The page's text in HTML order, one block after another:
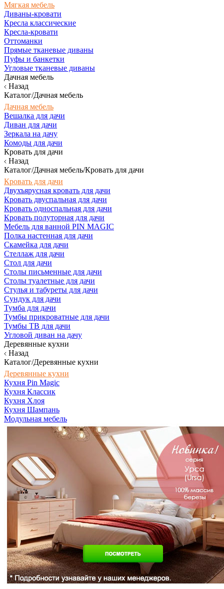
Мягкая мебель
Диваны-кровати
Кресла классические
Кресла-кровати
Оттоманки
Прямые тканевые диваны
Пуфы и банкетки
Угловые тканевые диваны
Дачная мебель
Назад
Каталог/Дачная мебель
Дачная мебель
Вешалка для дачи
Диван для дачи
Зеркала на дачу
Комоды для дачи
Кровать для дачи
Назад
Каталог/Дачная мебель/Кровать для дачи
Кровать для дачи
Двухъярусная кровать для дачи
Кровать двуспальная для дачи
Кровать односпальная для дачи
Кровать полуторная для дачи
Мебель для ванной PIN MAGIC
Полка настенная для дачи
Скамейка для дачи
Стеллаж для дачи
Стол для дачи
Столы письменные для дачи
Столы туалетные для дачи
Стулья и табуреты для дачи
Сундук для дачи
Тумба для дачи
Тумбы прикроватные для дачи
Тумбы ТВ для дачи
Угловой диван на дачу
Деревянные кухни
Назад
Каталог/Деревянные кухни
Деревянные кухни
Кухня Pin Magic
Кухня Классик
Кухня Хлоя
Кухня Шампань
Модульная мебель